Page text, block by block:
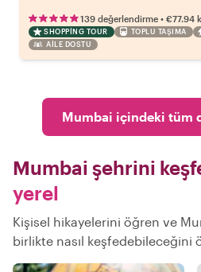
139 değerlendirme • €77.94
SHOPPING TOUR TOPLU TAŞIMA
AILE DOSTU
Mumbai içindeki tüm
Mumbai şehrini
yerel
Kişisel hikayelerini öğren ve
birlikte nasıl keşfedebileceğini